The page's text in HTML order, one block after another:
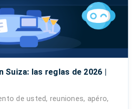
Suiza: las reglas de 2026 |
de usted, reuniones, apéro,